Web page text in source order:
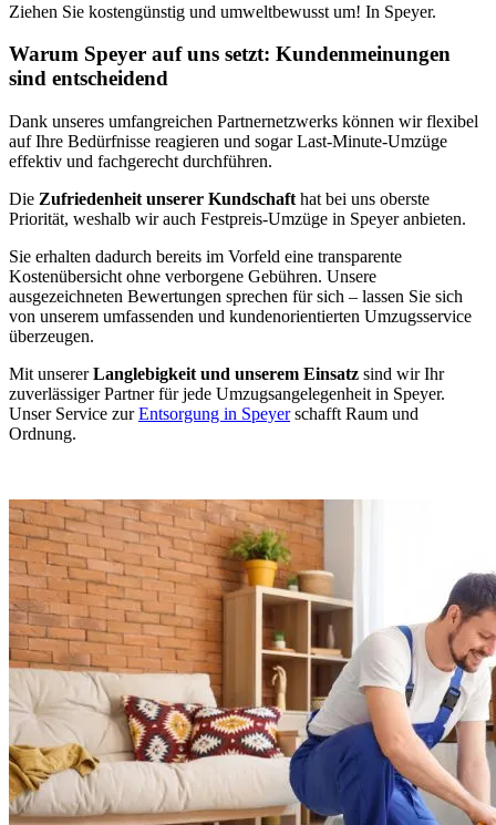
Ziehen Sie kostengünstig und umweltbewusst um! In Speyer.
Warum Speyer auf uns setzt: Kundenmeinungen
sind entscheidend
Dank unseres umfangreichen Partnernetzwerks können wir flexibel
auf Ihre Bedürfnisse reagieren und sogar Last-Minute-Umzüge
effektiv und fachgerecht durchführen.
Die Zufriedenheit unserer Kundschaft hat bei uns oberste
Priorität, weshalb wir auch Festpreis-Umzüge in Speyer anbieten.
Sie erhalten dadurch bereits im Vorfeld eine transparente
Kostenübersicht ohne verborgene Gebühren. Unsere
ausgezeichneten Bewertungen sprechen für sich – lassen Sie sich
von unserem umfassenden und kundenorientierten Umzugsservice
überzeugen.
Mit unsererLanglebigkeit und unserem Einsatz sind wir Ihr
zuverlässiger Partner für jede Umzugsangelegenheit in Speyer.
Unser Service zurEntsorgung in Speyerschafft Raum und
Ordnung.